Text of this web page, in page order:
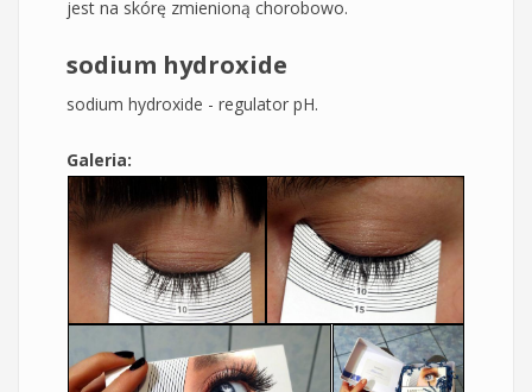
jest na skórę zmienioną chorobowo.
sodium hydroxide
sodium hydroxide - regulator pH.
Galeria: